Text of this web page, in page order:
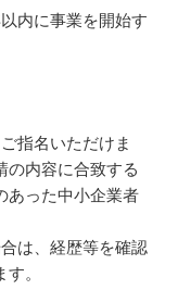
内に事業を開始す
指名いただけま
の内容に合致する
あった中小企業者
は、経歴等を確認
。